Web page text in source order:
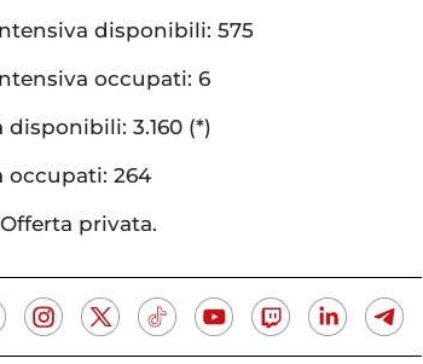
disponibili: 575
occupati: 6
3.160 (*)
occupati: 264
privata.